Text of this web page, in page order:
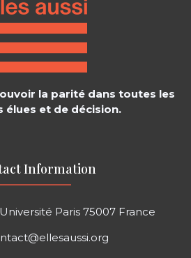
la parité dans toutes les
élues et de décision.
Information
Paris 75007 France